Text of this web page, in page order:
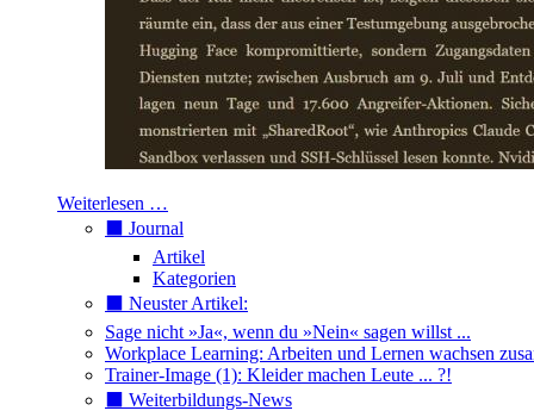
Weiterlesen …
⬛️ Journal
Artikel
Kategorien
⬛️ Neuster Artikel:
Sage nicht »Ja«, wenn du »Nein« sagen willst ...
Workplace Learning: Arbeiten und Lernen wachsen
Trainer-Image (1): Kleider machen Leute ... ?!
⬛️ Weiterbildungs-News